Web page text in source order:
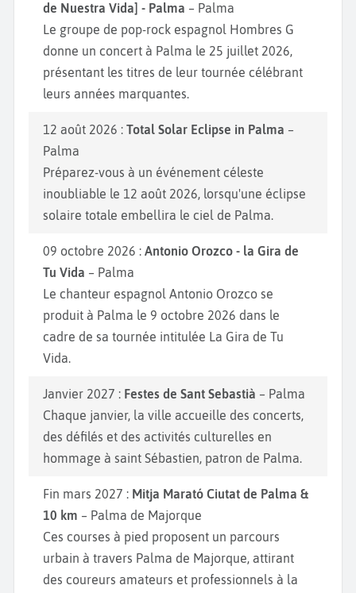
de Nuestra Vida] - Palma – Palma
Le groupe de pop-rock espagnol Hombres G
donne un concert à Palma le 25 juillet 2026,
présentant les titres de leur tournée célébrant
leurs années marquantes.
12 août 2026 : Total Solar Eclipse in Palma –
Palma
Préparez-vous à un événement céleste
inoubliable le 12 août 2026, lorsqu'une éclipse
solaire totale embellira le ciel de Palma.
09 octobre 2026 : Antonio Orozco - la Gira de
Tu Vida – Palma
Le chanteur espagnol Antonio Orozco se
produit à Palma le 9 octobre 2026 dans le
cadre de sa tournée intitulée La Gira de Tu
Vida.
Janvier 2027 : Festes de Sant Sebastià – Palma
Chaque janvier, la ville accueille des concerts,
des défilés et des activités culturelles en
hommage à saint Sébastien, patron de Palma.
Fin mars 2027 : Mitja Marató Ciutat de Palma &
10 km – Palma de Majorque
Ces courses à pied proposent un parcours
urbain à travers Palma de Majorque, attirant
des coureurs amateurs et professionnels à la